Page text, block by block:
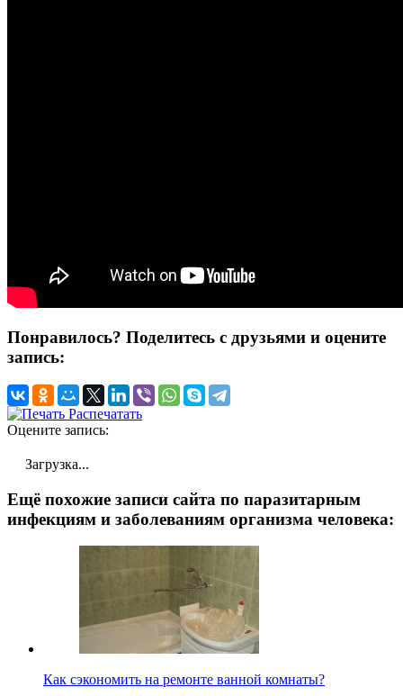
Понравилось? Поделитесь с друзьями и оцените
запись:
Распечатать
Оцените запись:
Загрузка...
Ещё похожие записи сайта по паразитарным
инфекциям и заболеваниям организма человека:
Как сэкономить на ремонте ванной комнаты?